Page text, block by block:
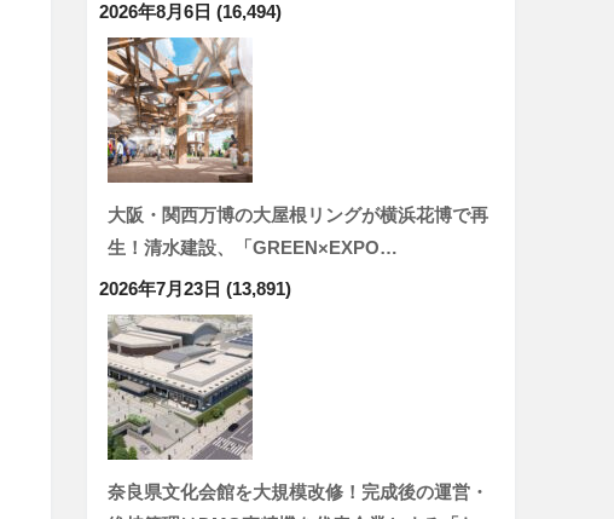
2026年8月6日 (16,494)
大阪・関西万博の大屋根リングが横浜花博で再
生！清水建設、「GREEN×EXPO…
2026年7月23日 (13,891)
奈良県文化会館を大規模改修！完成後の運営・